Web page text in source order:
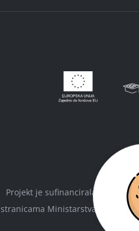
Projekt je sufinancirala
stranicama Ministarstva